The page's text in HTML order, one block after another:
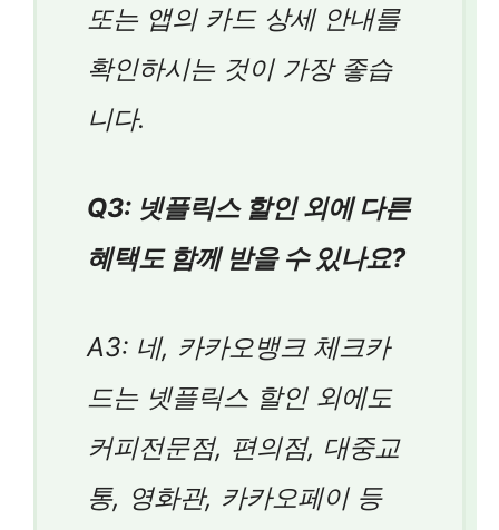
또는 앱의 카드 상세 안내를
확인하시는 것이 가장 좋습
니다.
Q3: 넷플릭스 할인 외에 다른
혜택도 함께 받을 수 있나요?
A3: 네, 카카오뱅크 체크카
드는 넷플릭스 할인 외에도
커피전문점, 편의점, 대중교
통, 영화관, 카카오페이 등